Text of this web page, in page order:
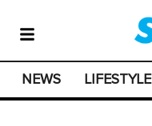
NEWS LIFESTYLE